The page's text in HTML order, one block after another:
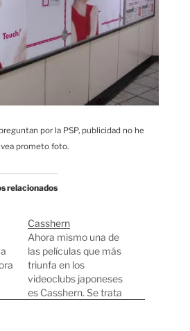
por la PSP, publicidad no he
vea prometo foto.
relacionados
Casshern
Ahora mismo una de
las películas que más
triunfa en los
videoclubs japoneses
es Casshern. Se trata